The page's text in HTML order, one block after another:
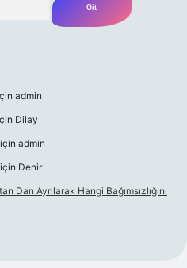
admin
Dilay
için admin
için Denir
Dan Ayrılarak Hangi Bağımsızlığını